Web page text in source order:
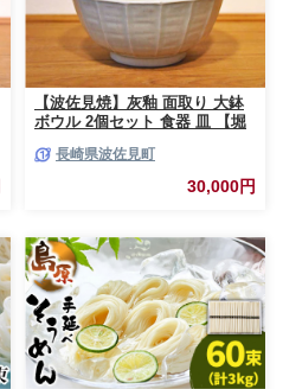
【波佐見焼】灰釉 面取り 大鉢
ボウル 2個セット 食器 皿 【堀
長崎県波佐見町
30,000円